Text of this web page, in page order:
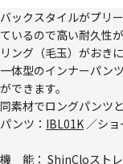
バックスタイルがプリ
ているので高い耐久性
リング（毛玉）がおきに
一体型のインナーパン
ができます。
同素材でロングパンツ
パンツ： IBL01K ／ショ
機 能： ShinCloストレ